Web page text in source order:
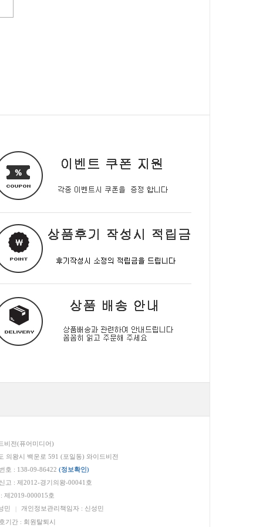
비전(퓨어미디어)
의왕시 백운로 591 (포일동) 와이드비전
호 : 138-09-86422 (정보확인)
고 : 제2012-경기의왕-00041호
제2019-000015호
민
개인정보관리책임자 : 신성민
기간 : 회원탈퇴시